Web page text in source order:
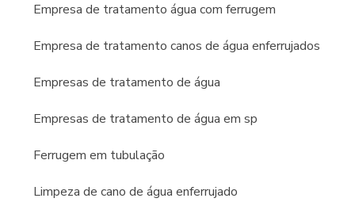
Empresa de tratamento água com ferrugem
Empresa de tratamento canos de água enferrujados
Empresas de tratamento de água
Empresas de tratamento de água em sp
Ferrugem em tubulação
Limpeza de cano de água enferrujado